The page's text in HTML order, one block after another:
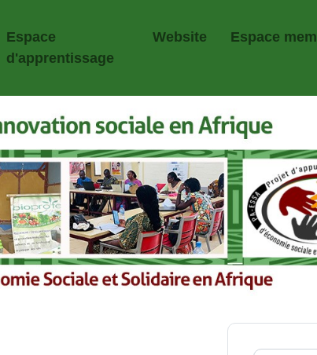
Espace
d'apprentissage
Website Espace